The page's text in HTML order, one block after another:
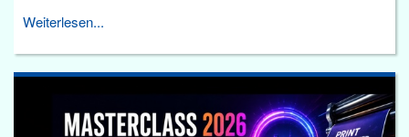
Weiterlesen...